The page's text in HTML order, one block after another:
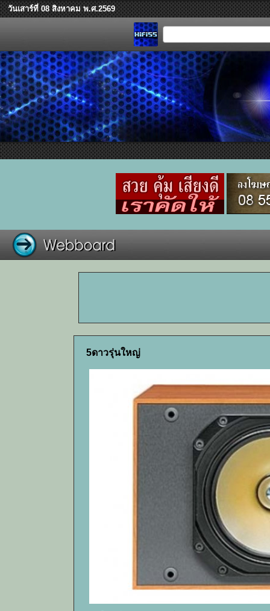
วันเสาร์ที่ 08 สิงหาคม พ.ศ.2569
5ดาวรุ่นใหญ่